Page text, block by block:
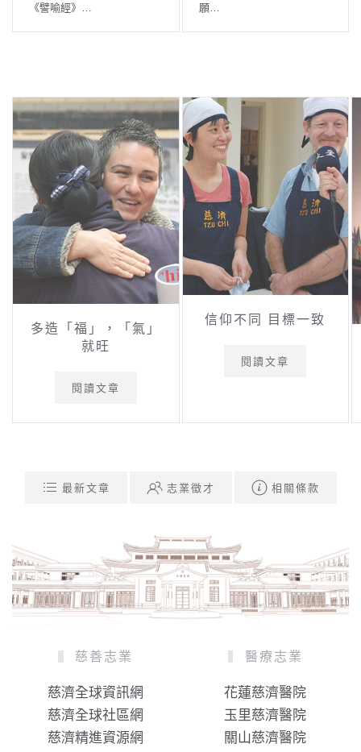
過…
多造「福」，「氣」
就旺
閱讀文章
信仰不同 目標一致
閱讀文章
最新文章 志業徵才 相關條款
慈善志業
慈濟全球資訊網
慈濟全球社區網
慈濟精進資源網
醫療志業
花蓮慈濟醫院
玉里慈濟醫院
關山慈濟醫院